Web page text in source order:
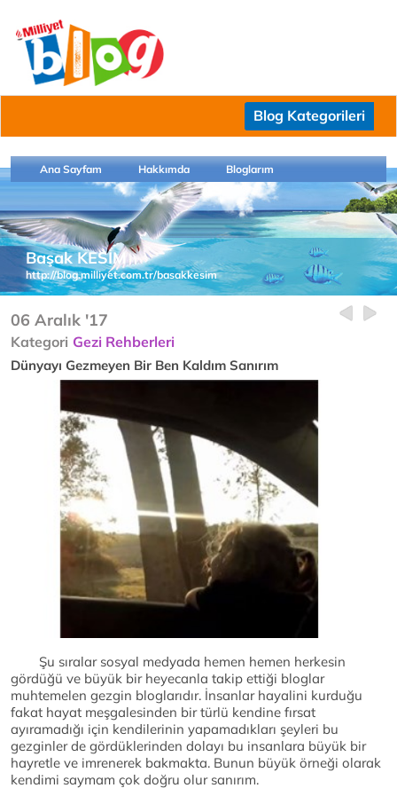
Blog Kategorileri
Ana Sayfam Hakkımda Bloglarım
Başak KESİM
http://blog.milliyet.com.tr/basakkesim
06 Aralık '17
Kategori Gezi Rehberleri
Dünyayı Gezmeyen Bir Ben Kaldım Sanırım
Şu sıralar sosyal medyada hemen hemen herkesin
gördüğü ve büyük bir heyecanla takip ettiği bloglar
muhtemelen gezgin bloglarıdır. İnsanlar hayalini kurduğu
fakat hayat meşgalesinden bir türlü kendine fırsat
ayıramadığı için kendilerinin yapamadıkları şeyleri bu
gezginler de gördüklerinden dolayı bu insanlara büyük bir
hayretle ve imrenerek bakmakta. Bunun büyük örneği olarak
kendimi saymam çok doğru olur sanırım.